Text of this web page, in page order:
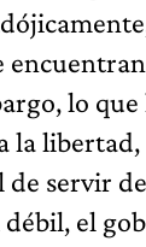
lo que
la libertad,
servir
el